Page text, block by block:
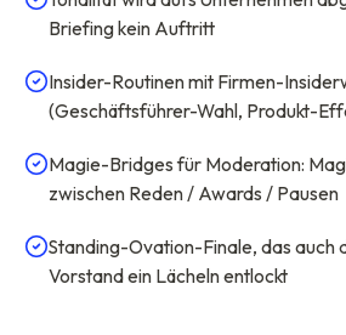
Briefing kein Auftritt
Insider-Routinen mit Firmen-
(Geschäftsführer-Wahl, Produkt-
Magie-Bridges für Moderation:
zwischen Reden / Awards / Pausen
Standing-Ovation-Finale, das auch
Vorstand ein Lächeln entlockt